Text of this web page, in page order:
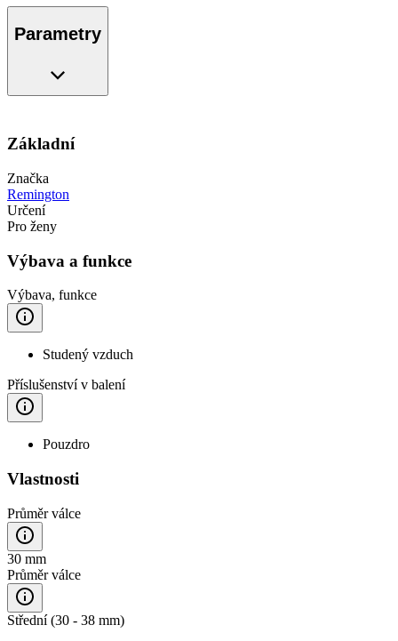
Parametry
Základní
Značka
Remington
Určení
Pro ženy
Výbava a funkce
Výbava, funkce
Studený vzduch
Příslušenství v balení
Pouzdro
Vlastnosti
Průměr válce
30 mm
Průměr válce
Střední (30 - 38 mm)